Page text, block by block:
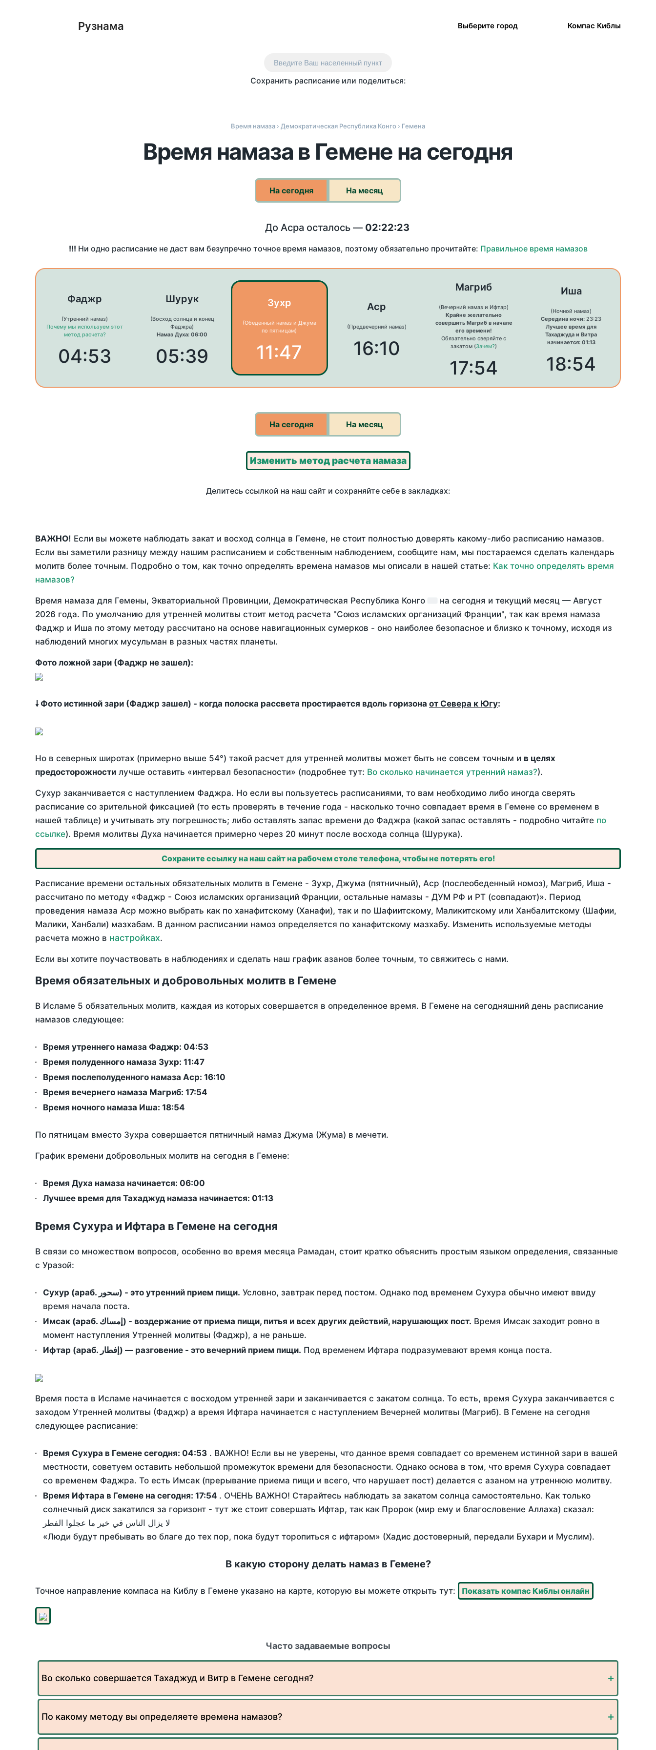
Рузнама Выберите город Компас Киблы
Введите Ваш населенный пункт
Сохранить расписание или поделиться:
Время намаза › Демократическая Республика Конго › Гемена
Время намаза в Гемене на сегодня
На сегодня На месяц
До Асра осталось — 02:22:23
!!! Ни одно расписание не даст вам безупречно точное время намазов, поэтому обязательно прочитайте: Правильное время намазов
Фаджр
(Утренний намаз)
Почему мы используем этот
метод расчета?
04:53
Шурук
(Восход солнца и конец
Фаджра)
Намаз Духа: 06:00
05:39
Зухр
(Обеденный намаз и Джума
по пятницам)
11:47
Аср
(Предвечерний намаз)
16:10
Магриб
(Вечерний намаз и Ифтар)
Крайне желательно
совершить Магриб в начале
его времени!
Обязательно сверяйте с
закатом (Зачем?)
17:54
Иша
(Ночной намаз)
Середина ночи: 23:23
Лучшее время для
Тахаджуда и Витра
начинается: 01:13
18:54
На сегодня На месяц
Изменить метод расчета намаза
Делитесь ссылкой на наш сайт и сохраняйте себе в закладках:
ВАЖНО! Если вы можете наблюдать закат и восход солнца в Гемене, не стоит полностью доверять какому-либо расписанию намазов.
Если вы заметили разницу между нашим расписанием и собственным наблюдением, сообщите нам, мы постараемся сделать календарь
молитв более точным. Подробно о том, как точно определять времена намазов мы описали в нашей статье: Как точно определять время
намазов?
Время намаза для Гемены, Экваториальной Провинции, Демократическая Республика Конго на сегодня и текущий месяц — Август
2026 года. По умолчанию для утренней молитвы стоит метод расчета "Союз исламских организаций Франции", так как время намаза
Фаджр и Иша по этому методу рассчитано на основе навигационных сумерков - оно наиболее безопасное и близко к точному, исходя из
наблюдений многих мусульман в разных частях планеты.
Фото ложной зари (Фаджр не зашел):
🠗 Фото истинной зари (Фаджр зашел) - когда полоска рассвета простирается вдоль горизона от Севера к Югу:
Но в северных широтах (примерно выше 54°) такой расчет для утренней молитвы может быть не совсем точным и в целях
предосторожности лучше оставить «интервал безопасности» (подробнее тут: Во сколько начинается утренний намаз?).
Сухур заканчивается с наступлением Фаджра. Но если вы пользуетесь расписаниями, то вам необходимо либо иногда сверять
расписание со зрительной фиксацией (то есть проверять в течение года - насколько точно совпадает время в Гемене со временем в
нашей таблице) и учитывать эту погрешность; либо оставлять запас времени до Фаджра (какой запас оставлять - подробно читайте по
ссылке). Время молитвы Духа начинается примерно через 20 минут после восхода солнца (Шурука).
Сохраните ссылку на наш сайт на рабочем столе телефона, чтобы не потерять его!
Расписание времени остальных обязательных молитв в Гемене - Зухр, Джума (пятничный), Аср (послеобеденный номоз), Магриб, Иша -
рассчитано по методу «Фаджр - Союз исламских организаций Франции, остальные намазы - ДУМ РФ и РТ (совпадают)». Период
проведения намаза Аср можно выбрать как по ханафитскому (Ханафи), так и по Шафиитскому, Маликитскому или Ханбалитскому (Шафии,
Малики, Ханбали) мазхабам. В данном расписании намоз определяется по ханафитскому мазхабу. Изменить используемые методы
расчета можно в настройках.
Если вы хотите поучаствовать в наблюдениях и сделать наш график азанов более точным, то свяжитесь с нами.
Время обязательных и добровольных молитв в Гемене
В Исламе 5 обязательных молитв, каждая из которых совершается в определенное время. В Гемене на сегодняшний день расписание
намазов следующее:
Время утреннего намаза Фаджр: 04:53
Время полуденного намаза Зухр: 11:47
Время послеполуденного намаза Аср: 16:10
Время вечернего намаза Магриб: 17:54
Время ночного намаза Иша: 18:54
По пятницам вместо Зухра совершается пятничный намаз Джума (Жума) в мечети.
График времени добровольных молитв на сегодня в Гемене:
Время Духа намаза начинается: 06:00
Лучшее время для Тахаджуд намаза начинается: 01:13
Время Сухура и Ифтара в Гемене на сегодня
В связи со множеством вопросов, особенно во время месяца Рамадан, стоит кратко объяснить простым языком определения, связанные
с Уразой:
Сухур (араб. سحور) - это утренний прием пищи. Условно, завтрак перед постом. Однако под временем Сухура обычно имеют ввиду
время начала поста.
Имсак (араб. إمساك) - воздержание от приема пищи, питья и всех других действий, нарушающих пост. Время Имсак заходит ровно в
момент наступления Утренней молитвы (Фаджр), а не раньше.
Ифтар (араб. إفطار) — разговение - это вечерний прием пищи. Под временем Ифтара подразумевают время конца поста.
Время поста в Исламе начинается с восходом утренней зари и заканчивается с закатом солнца. То есть, время Сухура заканчивается с
заходом Утренней молитвы (Фаджр) а время Ифтара начинается с наступлением Вечерней молитвы (Магриб). В Гемене на сегодня
следующее расписание:
Время Сухура в Гемене сегодня: 04:53 . ВАЖНО! Если вы не уверены, что данное время совпадает со временем истинной зари в вашей
местности, советуем оставить небольшой промежуток времени для безопасности. Однако основа в том, что время Сухура совпадает
со временем Фаджра. То есть Имсак (прерывание приема пищи и всего, что нарушает пост) делается с азаном на утреннюю молитву.
Время Ифтара в Гемене на сегодня: 17:54 . ОЧЕНЬ ВАЖНО! Старайтесь наблюдать за закатом солнца самостоятельно. Как только
солнечный диск закатился за горизонт - тут же стоит совершать Ифтар, так как Пророк (мир ему и благословение Аллаха) сказал:
لا يزال الناس في خير ما عجلوا الفطر
«Люди будут пребывать во благе до тех пор, пока будут торопиться с ифтаром» (Хадис достоверный, передали Бухари и Муслим).
В какую сторону делать намаз в Гемене?
Точное направление компаса на Киблу в Гемене указано на карте, которую вы можете открыть тут: Показать компас Киблы онлайн
Часто задаваемые вопросы
Во сколько совершается Тахаджуд и Витр в Гемене сегодня?
По какому методу вы определяете времена намазов?